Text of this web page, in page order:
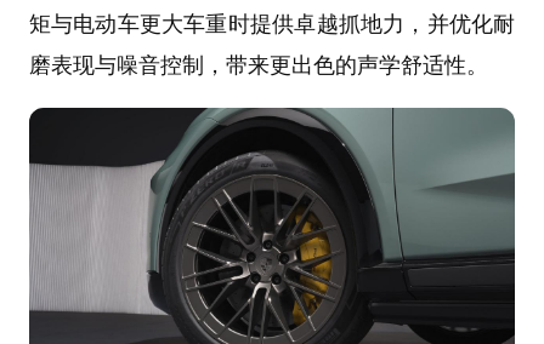
矩与电动车更大车重时提供卓越抓地力，并优化耐
磨表现与噪音控制，带来更出色的声学舒适性。